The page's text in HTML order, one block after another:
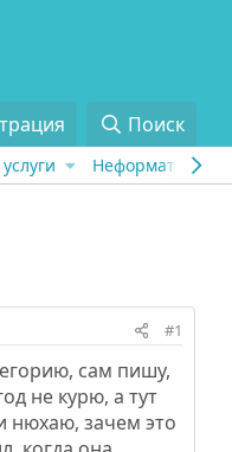
О проектеПоиск
Неформат
#1
сам пишу,
не курю, а тут
нюхаю, зачем это